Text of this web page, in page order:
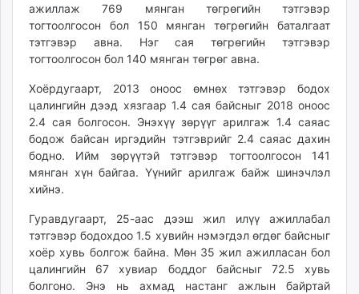
ажиллаж 769 мянган төгрөгийн тэтгэвэр
тогтоолгосон бол 150 мянган төгрөгийн баталгаат
тэтгэвэр авна. Нэг сая төгрөгийн тэтгэвэр
тогтоолгосон бол 140 мянган төгрөг авна.
Хоёрдугаарт, 2013 оноос өмнөх тэтгэвэр бодох
цалингийн дээд хязгаар 1.4 сая байсныг 2018 оноос
2.4 сая болгосон. Энэхүү зөрүүг арилгаж 1.4 саяас
бодож байсан иргэдийн тэтгэврийг 2.4 саяас дахин
бодно. Ийм зөрүүтэй тэтгэвэр тогтоолгосон 141
мянган хүн байгаа. Үүнийг арилгаж байж шинэчлэл
хийнэ.
Гуравдугаарт, 25-аас дээш жил илүү ажиллабал
тэтгэвэр бодохдоо 1.5 хувийн нэмэгдэл өгдөг байсныг
хоёр хувь болгож байна. Мөн 35 жил ажилласан бол
цалингийн 67 хувиар боддог байсныг 72.5 хувь
болгоно. Энэ нь ахмад настанг ажлын байртай